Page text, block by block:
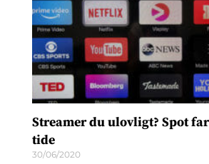
Streamer du ulovligt? Spot
tide
30/06/2020